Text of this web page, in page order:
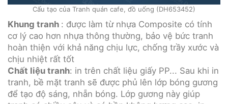
Cấu tạo của Tranh quán cafe, đồ uống (DH653452)
Khung tranh : được làm từ nhựa Composite có tính
cơ lý cao hơn nhựa thông thường, bảo vệ bức tranh
hoàn thiện với khả năng chịu lực, chống trầy xước và
chịu nhiệt rất tốt
Chất liệu tranh: in trên chất liệu giấy PP... Sau khi in
tranh, bề mặt tranh sẽ được phủ lên lớp bóng gương
để tạo độ sáng, nhẵn bóng. Lớp gương này giúp